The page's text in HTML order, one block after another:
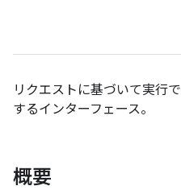
リクエストに基づいて実行
するインターフェース。
概要